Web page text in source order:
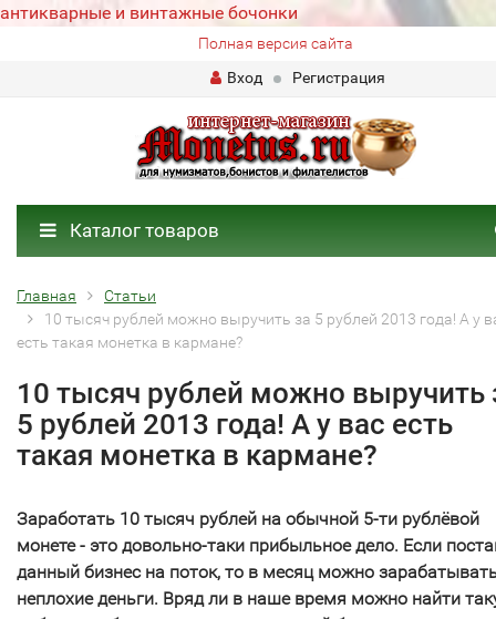
антикварные и винтажные бочонки
Полная версия сайта
Вход
Регистрация
Каталог товаров
Главная
Статьи
10 тысяч рублей можно выручить за 5 рублей 2013 года! А у
есть такая монетка в кармане?
10 тысяч рублей можно выручить
5 рублей 2013 года! А у вас есть
такая монетка в кармане?
Заработать 10 тысяч рублей на обычной 5-ти рублёвой
монете - это довольно-таки прибыльное дело. Если
данный бизнес на поток, то в месяц можно
неплохие деньги. Вряд ли в наше время можно найти